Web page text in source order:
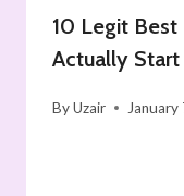
10 Legit Best
Actually
ByUzair January